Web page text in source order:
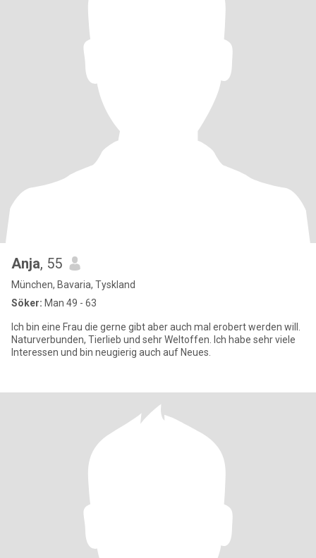
Anja, 55
München, Bavaria, Tyskland
Söker: Man 49 - 63
Ich bin eine Frau die gerne gibt aber auch mal erobert werden will.
Naturverbunden, Tierlieb und sehr Weltoffen. Ich habe sehr viele
Interessen und bin neugierig auch auf Neues.